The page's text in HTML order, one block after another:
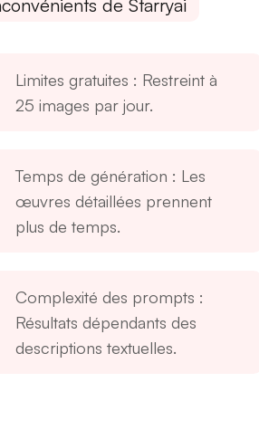
de Starryai
Limites gratuites : Restreint à
25 images par jour.
Temps de génération : Les
œuvres détaillées prennent
plus de temps.
Complexité des prompts :
Résultats dépendants des
descriptions textuelles.